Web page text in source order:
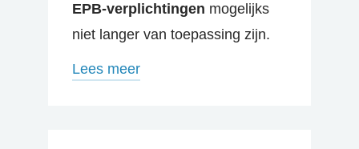
EPB-verplichtingen mogelijks
niet langer van toepassing zijn.
Lees meer